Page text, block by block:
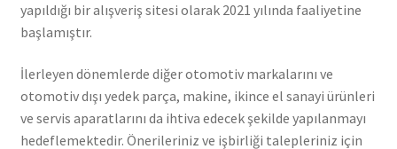
yapıldığı bir alışveriş sitesi olarak 2021 yılında faaliyetine
başlamıştır.
İlerleyen dönemlerde diğer otomotiv markalarını ve
otomotiv dışı yedek parça, makine, ikince el sanayi ürünleri
ve servis aparatlarını da ihtiva edecek şekilde yapılanmayı
hedeflemektedir. Önerileriniz ve işbirliği talepleriniz için